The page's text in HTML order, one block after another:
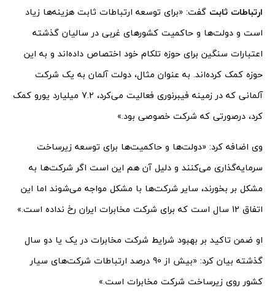
ارتباطات ثابت گفت: «برای توسعه ارتباطات ثابت هزینه‌ها زیاد
است و دولت‌ها و حاکمیت کشورهای غربی در سالیان گذشته
اعتبارات سنگین برای حوزه تلکام خود اختصاص داده‌اند و به این
حوزه کمک کرده‌اند. به عنوان مثال، دولت آلمان به یک شرکت
آلمانی که در زمینه فیبرنوری فعالیت می‌کرد، 7.2 میلیارد یورو کمک
کرد، درصورتی که شرکت خصوصی بود.»
وی اضافه کرد: «دولت‌ها و حاکمیت‌ها برای توسعه زیرساخت
سرمایه‌گذاری می‌کنند و دلیل آن هم این است اگر شرکت‌ها به
مشکل بر بخورند، سایر شرکت‌ها با مشکل مواجه می‌شوند اما این
اتفاق 12 سال است که برای شرکت مخابرات ایران رخ نداده است.»
او ضمن تاکید بر بهبود شرایط شرکت مخابرات در یک یا دو سال
گذشته بیان کرد: «بیش از 90 درصد ارتباطات شرکت‌های سیار
کشور روی زیرساخت شرکت مخابرات است.»